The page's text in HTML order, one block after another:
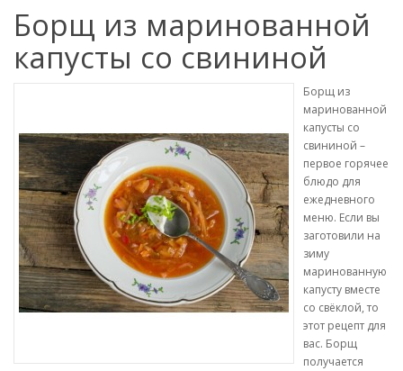
Борщ из маринованной
капусты со свининой
Борщ из
маринованной
капусты со
свининой –
первое горячее
блюдо для
ежедневного
меню. Если вы
заготовили на
зиму
маринованную
капусту вместе
со свёклой, то
этот рецепт для
вас. Борщ
получается